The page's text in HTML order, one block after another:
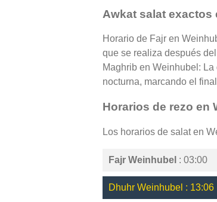
Awkat salat exactos
Horario de Fajr en
que se realiza después
Maghrib en Weinhubel:
nocturna, marcando el
Horarios de rezo en
Los horarios de salat en
Fajr Weinhubel : 03:00
Dhuhr Weinhubel : 13:06